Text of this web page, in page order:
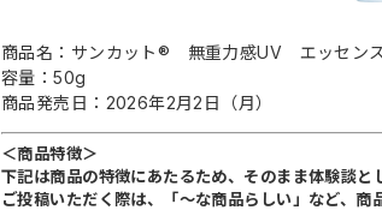
商品名：サンカット® 無重力感UV エッセンス
容量：50g
商品発売日：2026年2月2日（月）
＜商品特徴＞
下記は商品の特徴にあたるため、そのまま体験談と
ご投稿いただく際は、「～な商品らしい」など、商